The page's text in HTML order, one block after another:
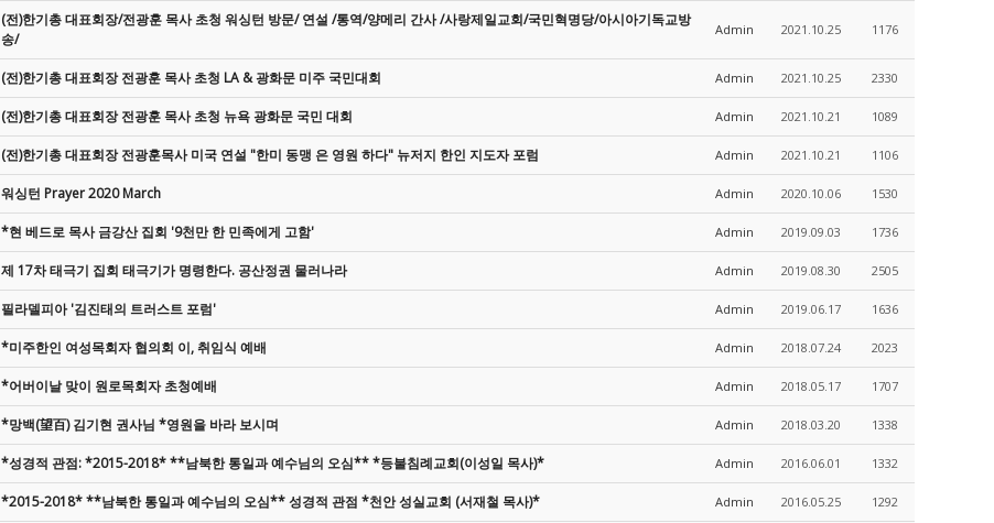
(전)한기총 대표회장/전광훈 목사 초청 워싱턴 방문/ 연설 /통역/양메리 간사 /사랑제일교회/국민혁명당/아시아기독교방
송/
Admin 2021.10.25 1176
(전)한기총 대표회장 전광훈 목사 초청 LA & 광화문 미주 국민대회 Admin 2021.10.25 2330
(전)한기총 대표회장 전광훈 목사 초청 뉴욕 광화문 국민 대회 Admin 2021.10.21 1089
(전)한기총 대표회장 전광훈목사 미국 연설 "한미 동맹 은 영원 하다" 뉴저지 한인 지도자 포럼 Admin 2021.10.21 1106
워싱턴 Prayer 2020 March Admin 2020.10.06 1530
*현 베드로 목사 금강산 집회 '9천만 한 민족에게 고함' Admin 2019.09.03 1736
제 17차 태극기 집회 태극기가 명령한다. 공산정권 물러나라 Admin 2019.08.30 2505
필라델피아 '김진태의 트러스트 포럼' Admin 2019.06.17 1636
*미주한인 여성목회자 협의회 이, 취임식 예배 Admin 2018.07.24 2023
*어버이날 맞이 원로목회자 초청예배 Admin 2018.05.17 1707
*망백(望百) 김기현 권사님 *영원을 바라 보시며 Admin 2018.03.20 1338
*성경적 관점: *2015-2018* **남북한 통일과 예수님의 오심** *등불침례교회(이성일 목사)* Admin 2016.06.01 1332
*2015-2018* **남북한 통일과 예수님의 오심** 성경적 관점 *천안 성실교회 (서재철 목사)* Admin 2016.05.25 1292